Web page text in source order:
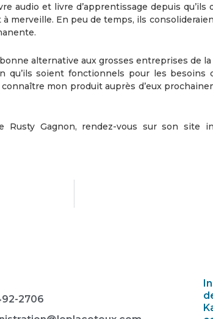
audio et livre d’apprentissage depuis qu’ils
merveille. En peu de temps, ils
alternative aux grosses entreprises de
qu’ils soient fonctionnels pour les besoins
mon produit auprès d’eux
Rusty Gagnon, rendez-vous sur son site
2706